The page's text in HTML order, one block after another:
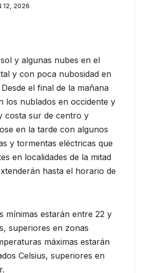
12, 2026
y algunas nubes en el
y con poca nubosidad en
el final de la mañana
los nublados en occidente y
costa sur de centro y
en la tarde con algunos
y tormentas eléctricas que
en localidades de la mitad
hasta el horario de
mínimas estarán entre 22 y
superiores en zonas
máximas estarán
Celsius, superiores en